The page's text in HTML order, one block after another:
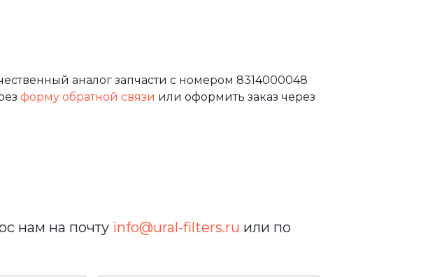
аналог запчасти с номером 8314000048
форму обратной связи или оформить заказ через
нам на почту info@ural-filters.ru или по